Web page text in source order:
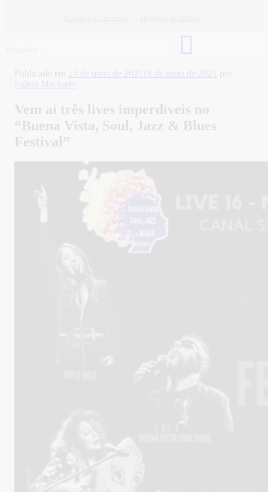
Publicado em 15 de maio de 2021 18 de maio de 2021
por
Egleia Machado
Vem aí três lives imperdíveis no
“Buena Vista, Soul, Jazz & Blues
Festival”